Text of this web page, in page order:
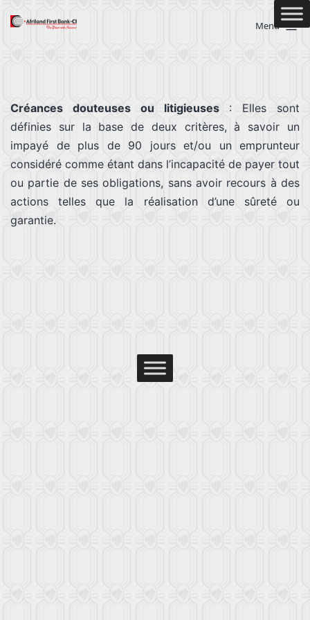
Menu
Créances douteuses ou litigieuses: Elles sont
définies sur la base de deux critères, à savoir un
impayé de plus de 90 jours et/ou un emprunteur
considéré comme étant dans l’incapacité de payer tout
ou partie de ses obligations, sans avoir recours à des
actions telles que la réalisation d’une sûreté ou
garantie.